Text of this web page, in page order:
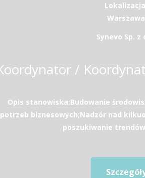
Warszawa
Synevo Sp. z
Opis stanowiska:Budowanie
potrzeb biznesowych;Nadzór nad
poszukiwanie